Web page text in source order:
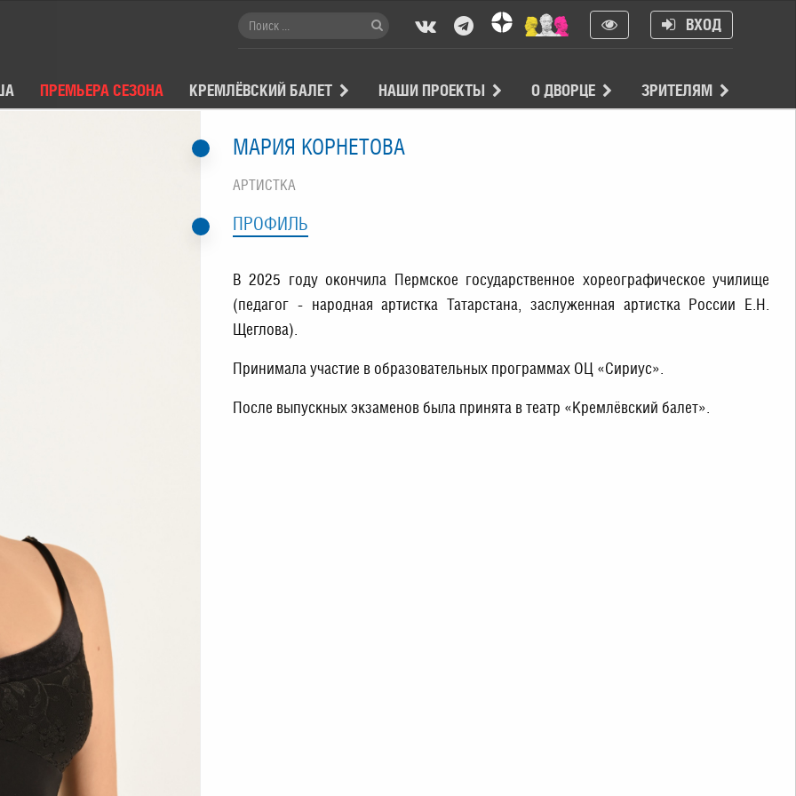
ВХОД
ПРЕМЬЕРА СЕЗОНА КРЕМЛЁВСКИЙ БАЛЕТ НАШИ ПРОЕКТЫ О ДВОРЦЕ ЗРИТЕЛЯМ
МАРИЯ КОРНЕТОВА
АРТИСТКА
ПРОФИЛЬ
В 2025 году окончила Пермское государственное хореографическое училище
(педагог - народная артистка Татарстана, заслуженная артистка России Е.Н.
Щеглова).
Принимала участие в образовательных программах ОЦ «Сириус».
После выпускных экзаменов была принята в театр «Кремлёвский балет».